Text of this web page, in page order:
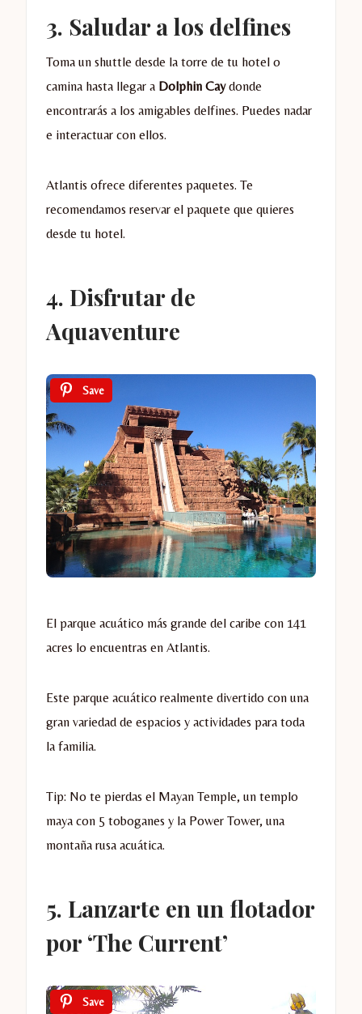
3. Saludar a los delfines
Toma un shuttle desde la torre de tu hotel o
camina hasta llegar a Dolphin Caydonde
encontrarás a los amigables delfines. Puedes nadar
e interactuar con ellos.
Atlantis ofrece diferentes paquetes. Te
recomendamos reservar el paquete que quieres
desde tu hotel.
4. Disfrutar de
Aquaventure
Save
El parque acuático más grande del caribe con 141
acres lo encuentras en Atlantis.
Este parque acuático realmente divertido con una
gran variedad de espacios y actividades para toda
la familia.
Tip: No te pierdas el Mayan Temple, un templo
maya con 5 toboganes y la Power Tower, una
montaña rusa acuática.
5. Lanzarte en un flotador
por ‘The Current’
Save